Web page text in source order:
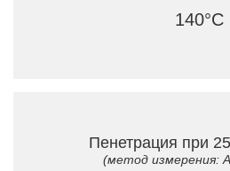
140°C
Пенетрация при
(метод измерения: